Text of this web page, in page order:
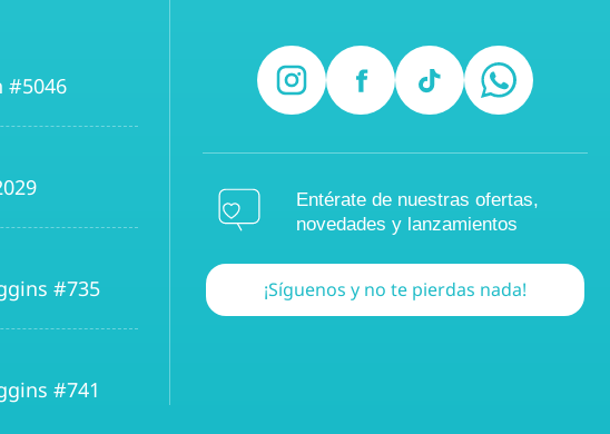
#5046
#735
#741
Entérate de nuestras ofertas,
novedades y lanzamientos
¡Síguenos y no te pierdas nada!